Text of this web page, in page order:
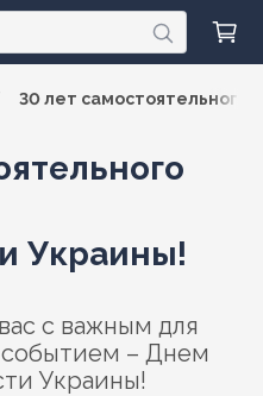
30 лет самостоятельного
Украины!
с важным для
событием – Днем
Украины!